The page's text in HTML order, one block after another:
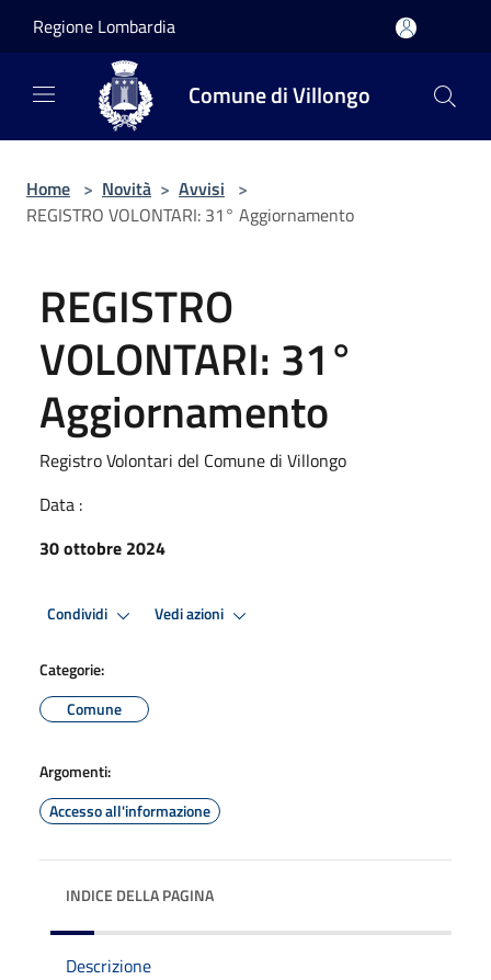
Regione Lombardia
Comune di Villongo
Home > Novità > Avvisi >
REGISTRO VOLONTARI: 31° Aggiornamento
REGISTRO
VOLONTARI: 31°
Aggiornamento
Registro Volontari del Comune di Villongo
Data :
30 ottobre 2024
Condividi Vedi azioni
Categorie:
Comune
Argomenti:
Accesso all'informazione
INDICE DELLA PAGINA
Descrizione